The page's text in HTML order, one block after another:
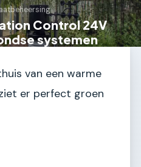
Control 24V
systemen
van een warme
er perfect groen